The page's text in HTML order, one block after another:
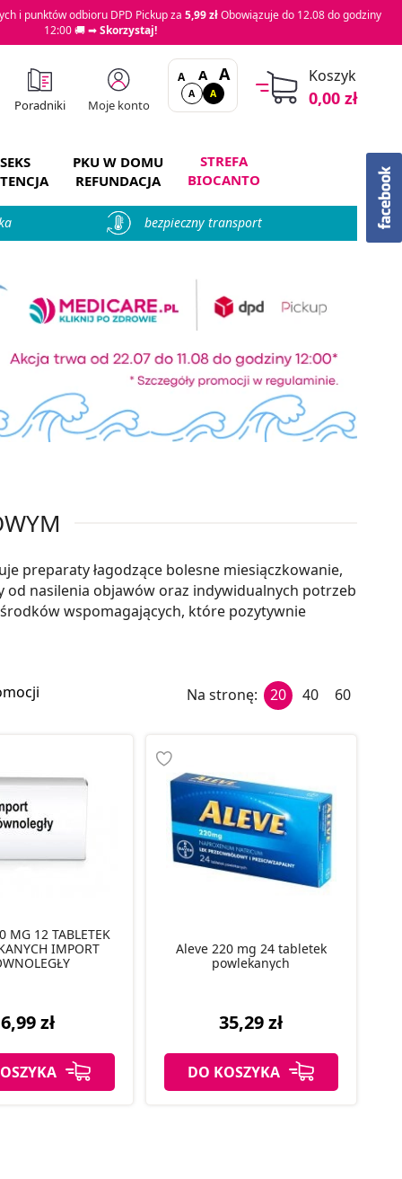
i punktów odbioru DPD Pickup za 5,99 złObowiązuje do 12.08 do godziny
12:00 🚚 ➡Skorzystaj!
Poradniki Moje konto
A A A
A A
Koszyk
0,00 zł
SEKS
PKU W DOMU
REFUNDACJA
STREFA
BIOCANTO
bezpieczny transport
preparaty łagodzące bolesne miesiączkowanie,
od nasilenia objawów oraz indywidualnych potrzeb
wspomagających, które pozytywnie
Na stronę: 20 40 60
MG 12 TABLETEK
IMPORT
6,99 zł
Aleve 220 mg 24 tabletek
powlekanych
35,29 zł
DO KOSZYKA